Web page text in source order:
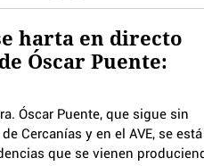
harta en directo
Óscar Puente:
Óscar Puente, que sigue sin
Cercanías y en el AVE, se está
que se vienen